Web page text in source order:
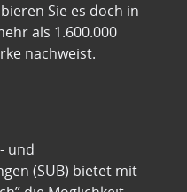
Sie es doch in
als 1.600.000
nachweist.
und
(SUB) bietet mit